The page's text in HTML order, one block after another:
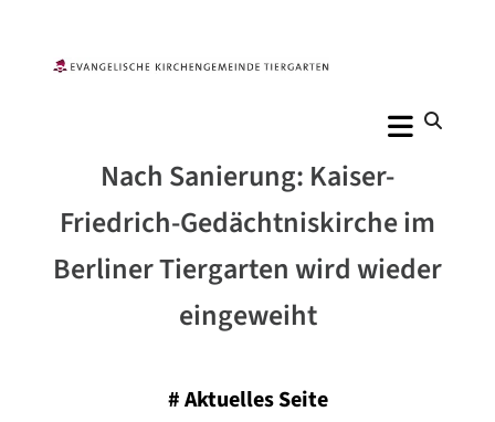
Nach Sanierung: Kaiser-
Friedrich-Gedächtniskirche im
Berliner Tiergarten wird wieder
eingeweiht
#Aktuelles Seite